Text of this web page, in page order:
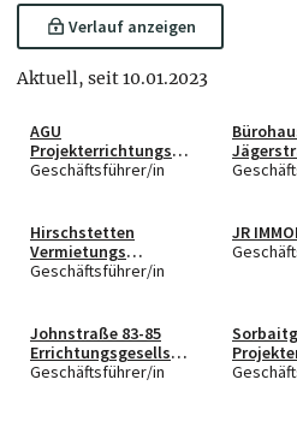
Verlauf anzeigen
Aktuell, seit 10.01.2023
AGU
Projekterrichtungs
GmbH
Geschäftsführer/in
Hirschstetten
Vermietungs
GesmbH
Geschäftsführer/in
JR
Johnstraße 83-85
Errichtungsgesellsch
aft m.b.H.
Geschäftsführer/in
GmbH